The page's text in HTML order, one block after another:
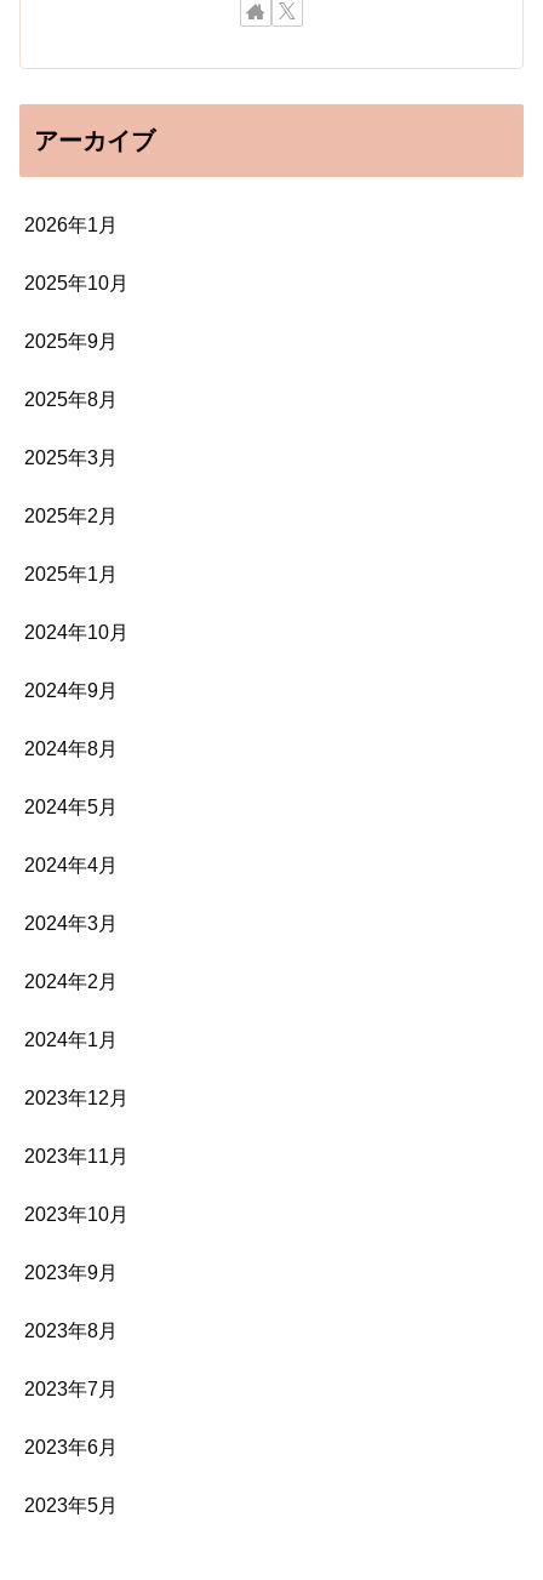
アーカイブ
2026年1月
2025年10月
2025年9月
2025年8月
2025年3月
2025年2月
2025年1月
2024年10月
2024年9月
2024年8月
2024年5月
2024年4月
2024年3月
2024年2月
2024年1月
2023年12月
2023年11月
2023年10月
2023年9月
2023年8月
2023年7月
2023年6月
2023年5月